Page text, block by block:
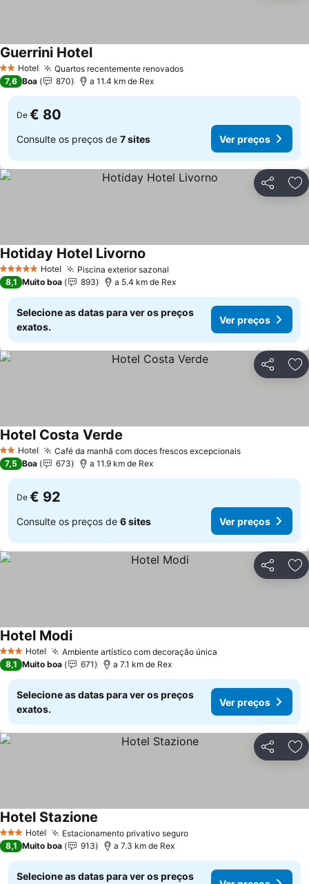
2 Estrelas
Hotel Quartos recentemente renovadosVer preços
Guerrini HotelVer preços
7,6 Boa 870 a 11.4 km de Rex
De € 80
Consulte os preços de 7 sites Ver preços
Partilhar
5 Estrelas Hotel Piscina exterior sazonal
Hotiday Hotel Livorno
8,1 Muito boa 893 a 5.4 km de Rex
Selecione as datas para ver os preços
exatos.
Ver preços
Partilhar
2 Estrelas
Hotel Café da manhã com doces frescos excepcionaisVer preços
Hotel Costa Verde
7,5 Boa 673 a 11.9 km de Rex
De € 92
Consulte os preços de 6 sites Ver preços
Partilhar
3 EstrelasHotel Ambiente artístico com decoração única
Hotel ModiVer preços
8,1 Muito boa 671 a 7.1 km de Rex
Selecione as datas para ver os preços
exatos.
Ver preços
Partilhar
3 EstrelasHotel Estacionamento privativo seguroVer preços
Hotel Stazione
8,1 Muito boa 913 a 7.3 km de Rex
Selecione as datas para ver os preços